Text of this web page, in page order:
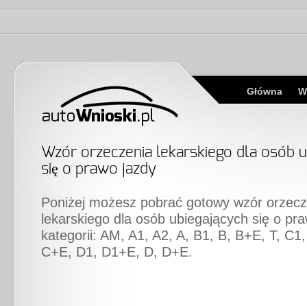
Główna
Wzór orzeczenia lekarskiego dla osób
się o prawo jazdy
Poniżej możesz pobrać gotowy wzór
lekarskiego dla osób ubiegających się o
kategorii: AM, A1, A2, A, B1, B, B+E, T,
C+E, D1, D1+E, D, D+E.